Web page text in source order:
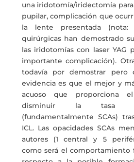
una iridotomía/iridectomía
pupilar, complicación que
la lente presentada (nota:
quirúrgicas han demostrado
las iridotomías con laser YAG
importante complicación).
todavía por demostrar pero
evidencia es que el mejor y
acuoso que proporciona
disminuir la tasa
(fundamentalmente SCAs)
ICL. Las opacidades SCAs
autores (1 central y 5
como será el comportamiento